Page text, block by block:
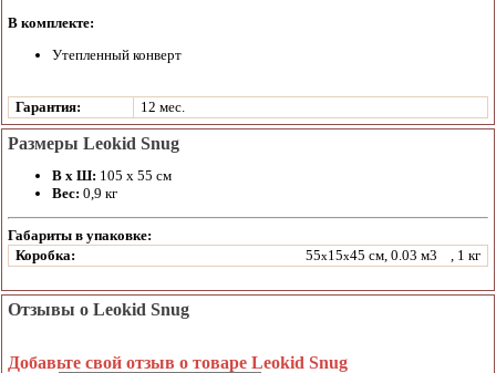
В комплекте:
Утепленный конверт
Гарантия: 12 мес.
Размеры Leokid Snug
В х Ш: 105 х 55 см
Вес: 0,9 кг
Габариты в упаковке:
Коробка:
55x15x45 см, 0.03 м3 , 1 кг
Отзывы о Leokid Snug
Добавьте свой отзыв о товаре Leokid Snug